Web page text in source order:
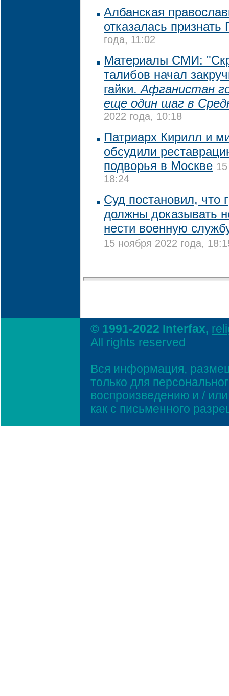
Албанская
отказалась
года, 11:02
Материалы СМИ:
талибов начал
гайки. Афганистан
еще один шаг в
2022 года, 10:18
Патриарх Кирилл и
обсудили
подворья в Москве
18:24
Суд постановил, что
должны доказывать
нести военную
15 ноября 2022 года,
© 1991-2022 Interfax,
All rights reserved
Вся информация,
только для
воспроизведению и /
как с письменного